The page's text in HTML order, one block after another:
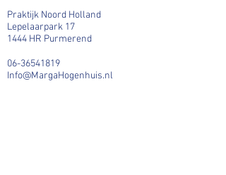
Praktijk Noord Holland
Lepelaarpark 17
1444 HR Purmerend
06-36541819
Info@MargaHogenhuis.nl